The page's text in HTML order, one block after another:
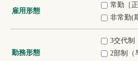
雇用形態
常勤［
非常勤(
勤務形態
3交代制
2部制（